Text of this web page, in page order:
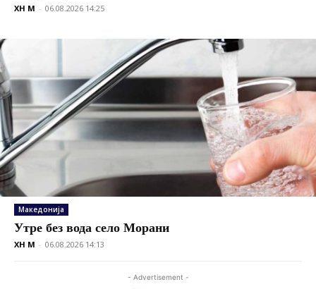
XH M - 06.08.2026 14:25
Македонија
Утре без вода село Морани
XH M - 06.08.2026 14:13
- Advertisement -